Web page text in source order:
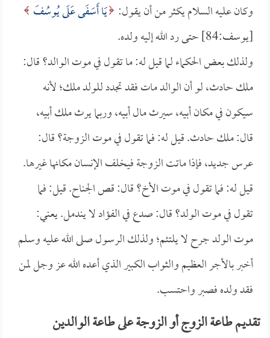
وكان عليه السلام يكثر من أن يقول: يَا أَسَفَى عَلَى يُوسُفَ
[يوسف:84] حتى رد الله إليه ولده.
ولذلك بعض الحكماء لما قيل له: ما تقول في موت الوالد؟ قال:
ملك حادث، لو أن الوالد مات فقد تجدد للولد ملك؛ لأنه
سيكون في مكان أبيه، سيرث مال أبيه، وربما يرث ملك أبيه،
قال: ملك حادث. قيل له: فما تقول في موت الزوجة؟ قال:
عرس جديد، فإذا ماتت الزوجة فيخلف الإنسان مكانها غيرها.
قيل له: فما تقول في موت الأخ؟ قال: قص الجناح. قيل: فما
تقول في موت الولد؟ قال: صدع في الفؤاد لا يندمل. يعني:
موت الولد جرح لا يلتئم؛ ولذلك الرسول صلى الله عليه وسلم
أخبر بالأجر العظيم والثواب الكبير الذي أعده الله عز وجل لمن
فقد ولده فصبر واحتسب.
تقديم طاعة الزوج أو الزوجة على طاعة الوالدين